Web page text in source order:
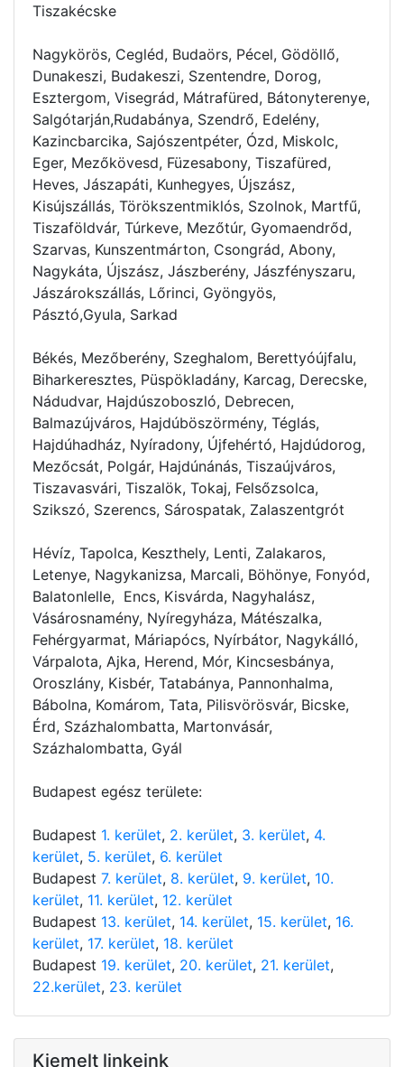
Tiszakécske
Nagykörös, Cegléd, Budaörs, Pécel, Gödöllő,
Dunakeszi, Budakeszi, Szentendre, Dorog,
Esztergom, Visegrád, Mátrafüred, Bátonyterenye,
Salgótarján,Rudabánya, Szendrő, Edelény,
Kazincbarcika, Sajószentpéter, Ózd, Miskolc,
Eger, Mezőkövesd, Füzesabony, Tiszafüred,
Heves, Jászapáti, Kunhegyes, Újszász,
Kisújszállás, Törökszentmiklós, Szolnok, Martfű,
Tiszaföldvár, Túrkeve, Mezőtúr, Gyomaendrőd,
Szarvas, Kunszentmárton, Csongrád, Abony,
Nagykáta, Újszász, Jászberény, Jászfényszaru,
Jászárokszállás, Lőrinci, Gyöngyös,
Pásztó,Gyula, Sarkad
Békés, Mezőberény, Szeghalom, Berettyóújfalu,
Biharkeresztes, Püspökladány, Karcag, Derecske,
Nádudvar, Hajdúszoboszló, Debrecen,
Balmazújváros, Hajdúböszörmény, Téglás,
Hajdúhadház, Nyíradony, Újfehértó, Hajdúdorog,
Mezőcsát, Polgár, Hajdúnánás, Tiszaújváros,
Tiszavasvári, Tiszalök, Tokaj, Felsőzsolca,
Szikszó, Szerencs, Sárospatak, Zalaszentgrót
Hévíz, Tapolca, Keszthely, Lenti, Zalakaros,
Letenye, Nagykanizsa, Marcali, Böhönye, Fonyód,
Balatonlelle, Encs, Kisvárda, Nagyhalász,
Vásárosnamény, Nyíregyháza, Mátészalka,
Fehérgyarmat, Máriapócs, Nyírbátor, Nagykálló,
Várpalota, Ajka, Herend, Mór, Kincsesbánya,
Oroszlány, Kisbér, Tatabánya, Pannonhalma,
Bábolna, Komárom, Tata, Pilisvörösvár, Bicske,
Érd, Százhalombatta, Martonvásár,
Százhalombatta, Gyál
Budapest egész területe:
Budapest 1. kerület, 2. kerület, 3. kerület, 4.
kerület, 5. kerület, 6. kerület
Budapest 7. kerület, 8. kerület, 9. kerület, 10.
kerület, 11. kerület, 12. kerület
Budapest 13. kerület, 14. kerület, 15. kerület, 16.
kerület, 17. kerület, 18. kerület
Budapest 19. kerület, 20. kerület, 21. kerület,
22.kerület, 23. kerület
Kiemelt linkeink